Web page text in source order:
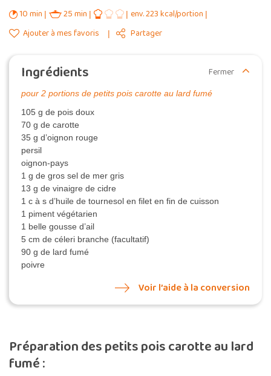
10 min 25 min
env. 223 kcal/portion
Ajouter à mes favoris
Partager
Ingrédients Fermer
pour 2 portions de petits pois carotte au lard fumé
105 g de pois doux
70 g de carotte
35 g d’oignon rouge
persil
oignon-pays
1 g de gros sel de mer gris
13 g de vinaigre de cidre
1 c à s d’huile de tournesol en filet en fin de cuisson
1 piment végétarien
1 belle gousse d’ail
5 cm de céleri branche (facultatif)
90 g de lard fumé
poivre
Voir l’aide à la conversion
Préparation des petits pois carotte au lard
fumé :